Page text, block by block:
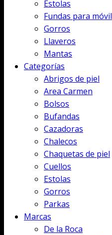
Estolas
Fundas para móvil
Gorros
Llaveros
Mantas
Categorías
Abrigos de piel
Area Carmen
Bolsos
Bufandas
Cazadoras
Chalecos
Chaquetas de piel
Cuellos
Estolas
Gorros
Parkas
Marcas
De la Roca